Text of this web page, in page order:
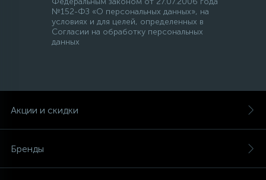
№152-ФЗ «О персональных данных», на
условиях и для целей, определенных в
Согласии на обработку персональных
данных
Акции и скидки
Бренды